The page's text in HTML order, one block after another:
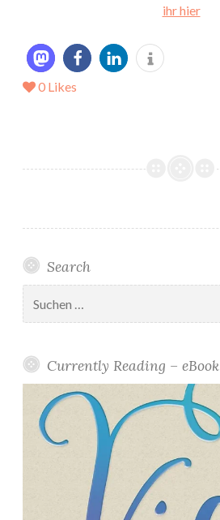
ihr hier
0 Likes
Search
nach:
Currently Reading – eBook